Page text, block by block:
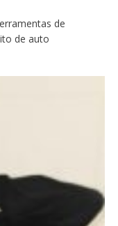
de
de auto